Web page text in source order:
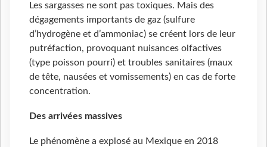
Les sargasses ne sont pas toxiques. Mais des
dégagements importants de gaz (sulfure
d’hydrogène et d’ammoniac) se créent lors de leur
putréfaction, provoquant nuisances olfactives
(type poisson pourri) et troubles sanitaires (maux
de tête, nausées et vomissements) en cas de forte
concentration.
Des arrivées massives
Le phénomène a explosé au Mexique en 2018